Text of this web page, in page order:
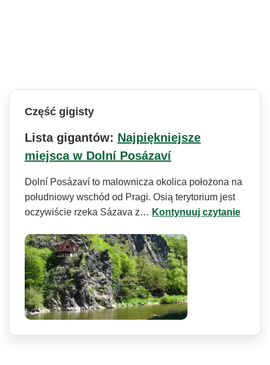
Część gigisty
Lista gigantów: Najpiękniejsze
miejsca w Dolní Posázaví
Dolní Posázaví to malownicza okolica położona na
południowy wschód od Pragi. Osią terytorium jest
oczywiście rzeka Sázava z… Kontynuuj czytanie